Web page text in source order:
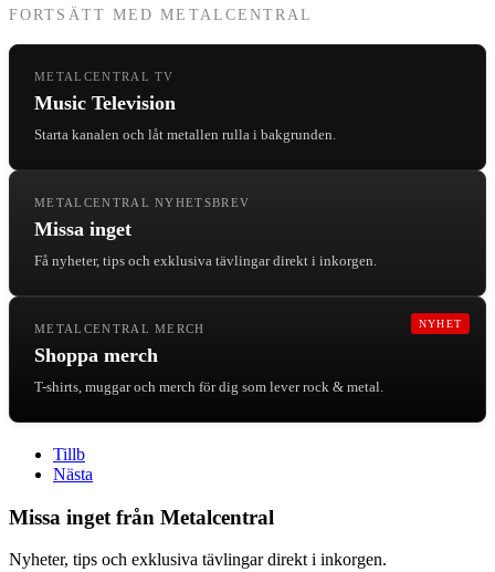
FORTSÄTT MED METALCENTRAL
METALCENTRAL TV
Music Television
Starta kanalen och låt metallen rulla i bakgrunden.
METALCENTRAL NYHETSBREV
Missa inget
Få nyheter, tips och exklusiva tävlingar direkt i inkorgen.
NYHET
METALCENTRAL MERCH
Shoppa merch
T-shirts, muggar och merch för dig som lever rock & metal.
Tillb
Nästa
Missa inget från Metalcentral
Nyheter, tips och exklusiva tävlingar direkt i inkorgen.